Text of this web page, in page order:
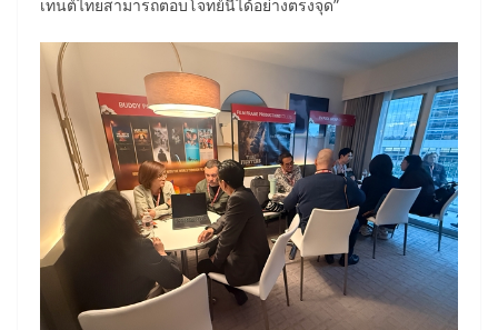
เทนต์ไทยสามารถตอบโจทย์นี้ได้อย่างตรงจุด”